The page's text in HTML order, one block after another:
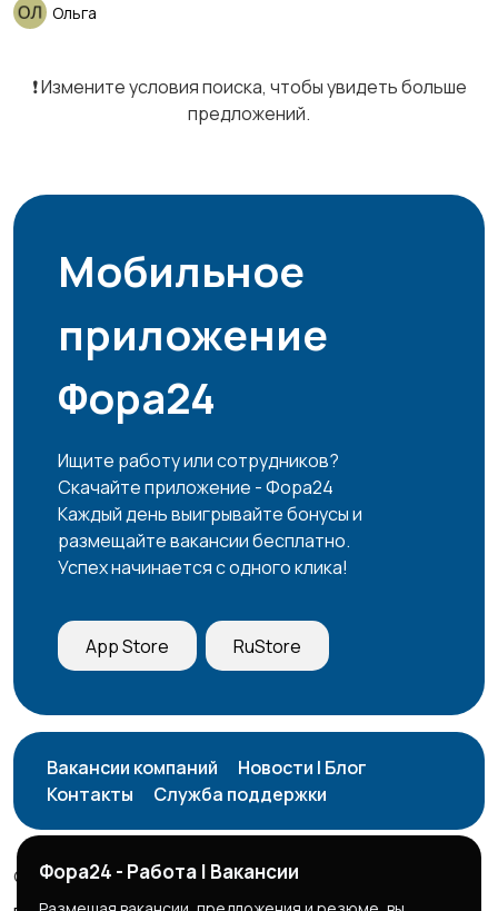
Маркетинг и реклама Медицина
Офисный персонал
Перевозки, склад,
Продажи Производство
общепит
Резюме Сельское хозяйство
МО1
Ольга
❗️ Измените условия поиска, чтобы увидеть больше
предложений.
Мобильное
приложение
Фора24
Ищите работу или сотрудников?
Скачайте приложение - Фора24
Каждый день выигрывайте бонусы и
размещайте вакансии бесплатно.
Успех начинается с одного клика!
App Store RuStore
Вакансии компаний
Новости | Блог
Контакты
Служба поддержки
© 2026 Фора24 | Вакансии
Фора24 - Работа | Вакансии